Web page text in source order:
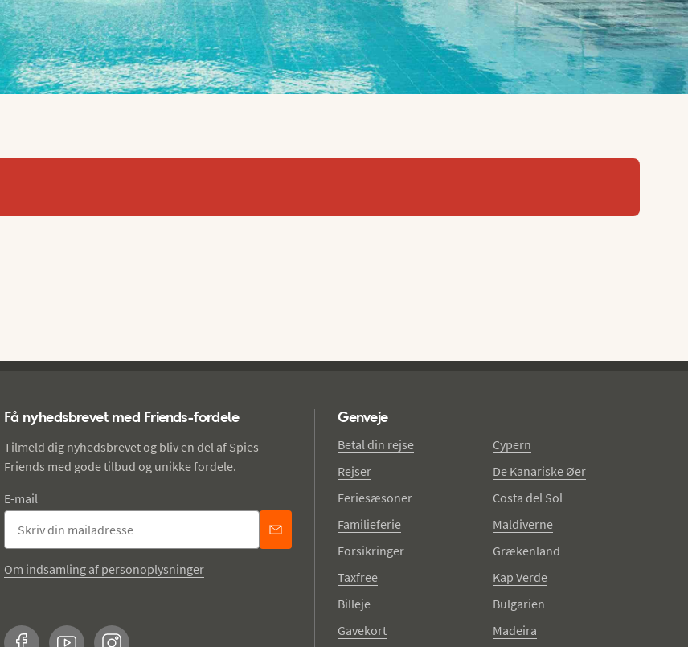
Få nyhedsbrevet med Friends-fordele
Tilmeld dig nyhedsbrevet og bliv en del af Spies
Friends med gode tilbud og unikke fordele.
E-mail
Om indsamling af personoplysninger
Genveje
Betal din rejse
Rejser
Feriesæsoner
Familieferie
Forsikringer
Taxfree
Billeje
Gavekort
Cypern
De Kanariske Øer
Costa del Sol
Maldiverne
Grækenland
Kap Verde
Bulgarien
Madeira